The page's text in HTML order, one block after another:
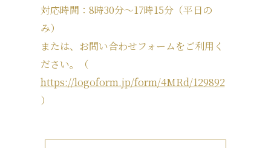
対応時間： 8時30分～17時15分（平日の
み）
または、お問い合わせフォームをご利用く
ださい。（
https://logoform.jp/form/4MRd/129892
）